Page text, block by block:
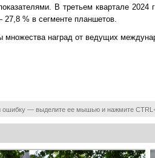
В третьем квартале
% в сегменте планшетов.
наград от ведущих
ошибку — выделите ее мышью и нажмите